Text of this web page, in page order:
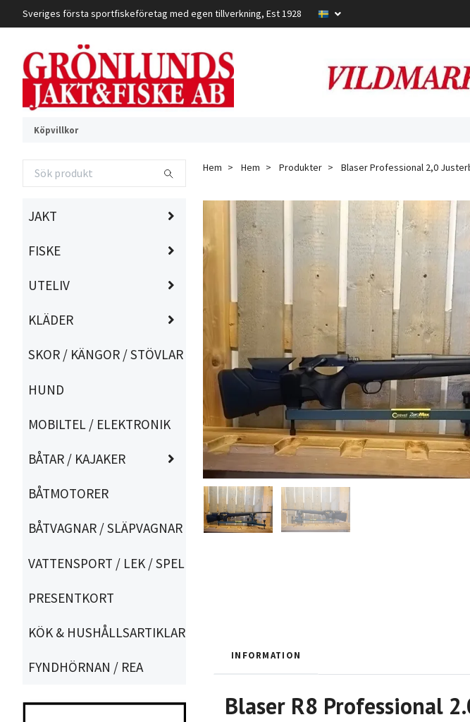
Sveriges första sportfiskeföretag med egen tillverkning, Est 1928
Köpvillkor
JAKT
FISKE
UTELIV
KLÄDER
SKOR / KÄNGOR / STÖVLAR
HUND
MOBILTEL / ELEKTRONIK
BÅTAR / KAJAKER
BÅTMOTORER
BÅTVAGNAR / SLÄPVAGNAR
VATTENSPORT / LEK / SPEL
PRESENTKORT
KÖK & HUSHÅLLSARTIKLAR
FYNDHÖRNAN / REA
Hem Hem Produkter Blaser Professional 2,0
INFORMATION
Blaser R8 Professional